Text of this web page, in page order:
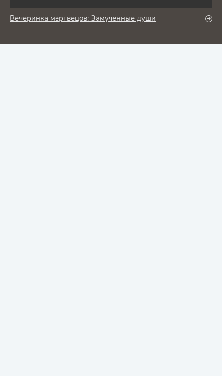
Вечеринка мертвецов: Замученные души